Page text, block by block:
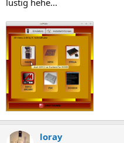
loray